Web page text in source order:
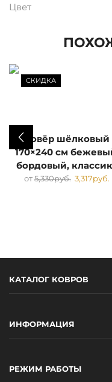
Цвет
СКИДКА
Ковёр шёлковый
170×240 см
бордовый,
от5,330руб. 3,317руб.
КАТАЛОГ КОВРОВ
ИНФОРМАЦИЯ
РЕЖИМ РАБОТЫ